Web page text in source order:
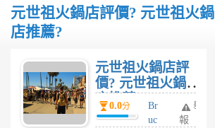
元世祖火鍋店評價? 元世祖火鍋
店推薦?
元世祖火鍋店評
價? 元世祖火鍋
店推薦?
0.0分
Br
uc
舉
報